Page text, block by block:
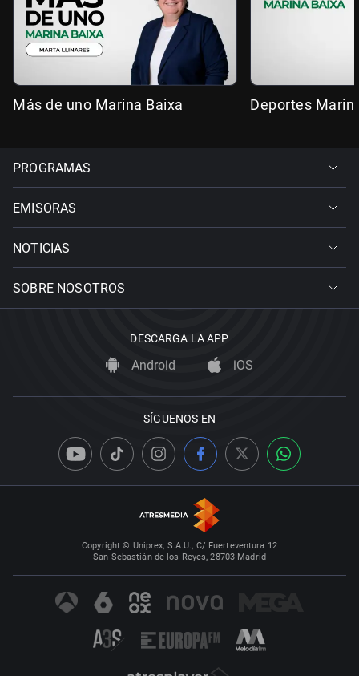
Más de uno Marina Baixa Deportes
PROGRAMAS
EMISORAS
NOTICIAS
SOBRE NOSOTROS
DESCARGA LA APP
Android iOS
SÍGUENOS EN
Copyright © Uniprex, S.A.U., C/ Fuerteventura 12
San Sebastián de los Reyes, 28703 Madrid